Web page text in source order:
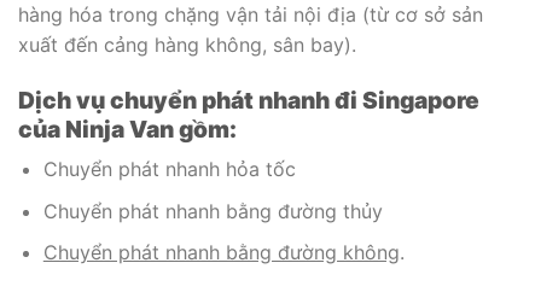
hàng hóa trong chặng vận tải nội địa (từ cơ sở sản
xuất đến cảng hàng không, sân bay).
Dịch vụ chuyển phát nhanh đi Singapore
của Ninja Van gồm:
Chuyển phát nhanh hỏa tốc
Chuyển phát nhanh bằng đường thủy
Chuyển phát nhanh bằng đường không.